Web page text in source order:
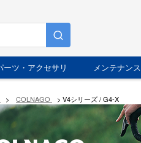
ーツ・アクセサリ メンテナンス
> COLNAGO > V4シリーズ / G4-X